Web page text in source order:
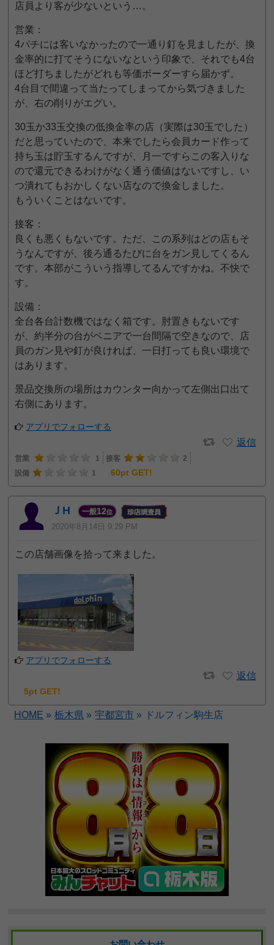
店員より客が少ないという…。
営業：
4パチには客いなかったので一通り釘を見ましたが、換
金率的に打てそうにないなという印象で、それでも4台
ほど打ちましたがどれも等価ボーダーすら届かず。
4台目で間違って当たってしまってから気づきました
が、右の削りがエグい。
30玉か33玉交換の低換金率の店（実際は30玉でした）
だと思っていたので、本来でしたら会員カード作って
持ち玉は貯玉するんですが、月一ですらこの客入りな
ので還元できるわけがなく通う価値はないですし、い
つ潰れてもおかしくない店なので換金しました。
もういくことはないです。
接客：
良くも悪くもないです。ただ、この系列はどの店もそ
うなんですが、後ろ通るたびに台をガン見してくるん
です。本部がこういう指導してるんですかね。不快で
す。
設備：
全台各台計数機ではなく箱です。肘置きもないです
が、約半分の台がベニアで一台間隔で空きなので、店
員のガン見や釘が良ければ、一日打っても良い環境で
はあります。
景品交換所の場所はカウンター向かって左側出口出て
右側にあります。
アプリでフォローする
返信
営業 1 接客
2
設備
1 60pt GET!
ＪH 一般12位
2020年8月14日 9:29 PM
この店舗画像を拾って来ました。
アプリでフォローする
返信
5pt GET!
HOME » 栃木県 » 宇都宮市 » ドルフィン駒生店